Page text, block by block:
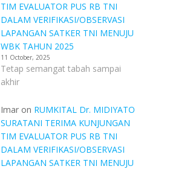
TIM EVALUATOR PUS RB TNI
DALAM VERIFIKASI/OBSERVASI
LAPANGAN SATKER TNI MENUJU
WBK TAHUN 2025
11 October, 2025
Tetap semangat tabah sampai
akhir
Imaron RUMKITAL Dr. MIDIYATO
SURATANI TERIMA KUNJUNGAN
TIM EVALUATOR PUS RB TNI
DALAM VERIFIKASI/OBSERVASI
LAPANGAN SATKER TNI MENUJU